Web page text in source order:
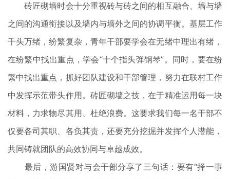
砖匠砌墙时会十分重视砖与砖之间的相互融合、墙与墙
之间的沟通衔接以及墙内与墙外之间的协调平衡。基层工作
千头万绪，纷繁复杂，青年干部要学会在无绪中理出有绪，
在纷繁中找出重点，学会“十个指头弹钢琴”。同时，要在纷
繁中找出重点，抓好团队建设和干部管理，努力在联村工作
中发挥示范带头作用。砖匠砌墙之技，在于精准运用每一块
材料，力求物尽其用、杜绝浪费。这要求我们每一名干部不
仅要各司其职、各负其责，还要充分挖掘并发挥个人潜能，
共同铸就团队的高效协同与卓越成效。
最后，游国贤对与会干部分享了三句话：要有“择一事